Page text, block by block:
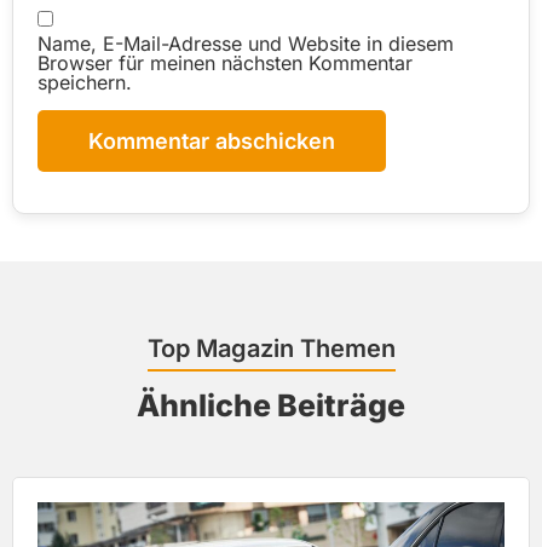
Name, E-Mail-Adresse und Website in diesem
Browser für meinen nächsten Kommentar
speichern.
Top Magazin T hemen
Ähnliche Beiträge